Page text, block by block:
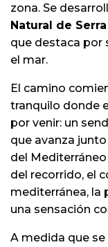
zona. Se
Natural de
que destaca por
el mar.
El camino
tranquilo donde
por venir: un
que avanza
del
del recorrido, el
mediterránea, la
una sensación
A medida que se